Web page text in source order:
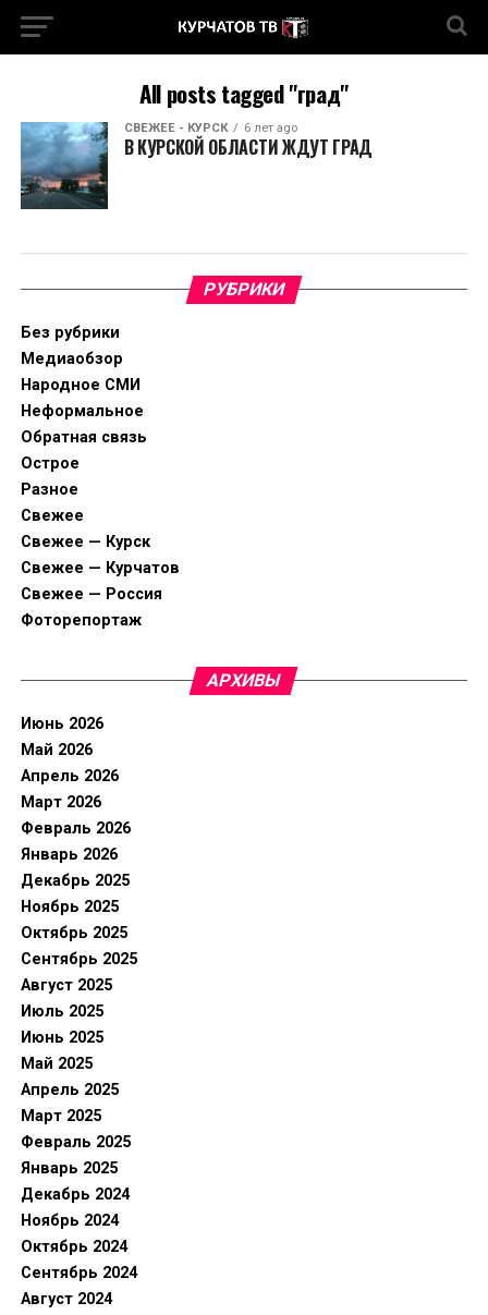
All posts tagged "град"
СВЕЖЕЕ - КУРСК 6 лет ago
В КУРСКОЙ ОБЛАСТИ ЖДУТ ГРАД
РУБРИКИ
Без рубрики
Медиаобзор
Народное СМИ
Неформальное
Обратная связь
Острое
Разное
Свежее
Свежее — Курск
Свежее — Курчатов
Свежее — Россия
Фоторепортаж
АРХИВЫ
Июнь 2026
Май 2026
Апрель 2026
Март 2026
Февраль 2026
Январь 2026
Декабрь 2025
Ноябрь 2025
Октябрь 2025
Сентябрь 2025
Август 2025
Июль 2025
Июнь 2025
Май 2025
Апрель 2025
Март 2025
Февраль 2025
Январь 2025
Декабрь 2024
Ноябрь 2024
Октябрь 2024
Сентябрь 2024
Август 2024